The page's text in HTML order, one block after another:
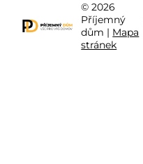
© 2026
Příjemný
dům | Mapa
stránek